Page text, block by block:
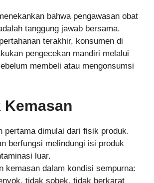
bahwa pengawasan obat
tanggung jawab bersama.
terakhir, konsumen di
pengecekan mandiri melalui
membeli atau mengonsumsi
Kemasan
pertama dimulai dari fisik produk.
berfungsi melindungi isi produk
luar.
kemasan dalam kondisi sempurna:
tidak sobek, tidak berkarat